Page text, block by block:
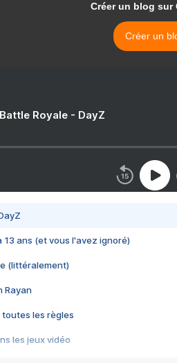
Créer un blog sur
Créer un
Royale - DayZ
13 ans (et vous l'avez ignoré)
(littéralement)
Rayan
toutes les règles
les jeux vidéo